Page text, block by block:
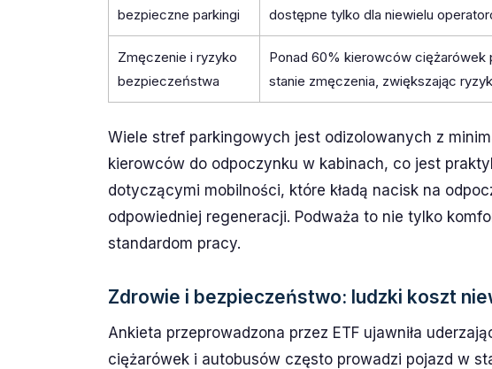
bezpieczne parkingi
dostępne tylko dla niewielu
Zmęczenie i ryzyko
bezpieczeństwa
Ponad 60% kierowców
stanie zmęczenia, zwiększając
Wiele stref parkingowych jest odizolowanych z
kierowców do odpoczynku w kabinach, co jest
dotyczącymi mobilności, które kładą nacisk na
odpowiedniej regeneracji. Podważa to nie tylko
standardom pracy.
Zdrowie i bezpieczeństwo: ludzki koszt
Ankieta przeprowadzona przez ETF ujawniła
ciężarówek i autobusów często prowadzi pojazd w